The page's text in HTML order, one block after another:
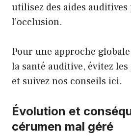
utilisez des aides
l’occlusion.
Pour une approche
la santé auditive, évitez
et suivez nos conseils ici.
Évolution et
cérumen mal géré